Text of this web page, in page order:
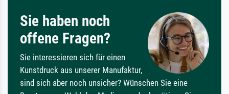
Sie haben noch
offene Fragen?
Sie interessieren sich für einen
Kunstdruck aus unserer Manufaktur,
sind sich aber noch unsicher? Wünschen Sie eine